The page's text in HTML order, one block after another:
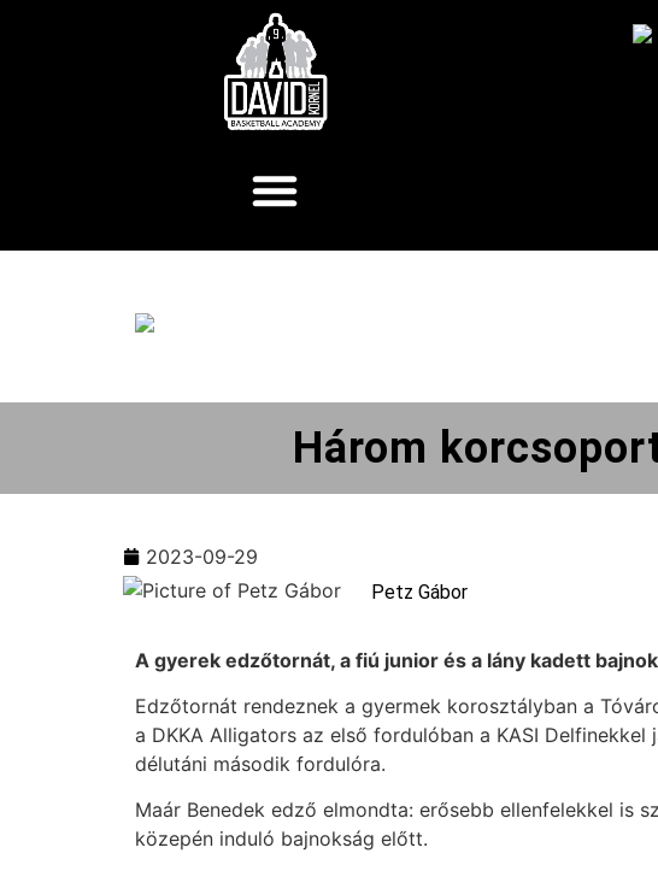
Három
2023-09-29
Petz Gábor
A gyerek edzőtornát, a fiú junior és a lány kadett
Edzőtornát rendeznek a gyermek korosztályban a
a DKKA Alligators az első fordulóban a KASI
délutáni második fordulóra.
Maár Benedek edző elmondta: erősebb ellenfelekkel is
közepén induló bajnokság előtt.